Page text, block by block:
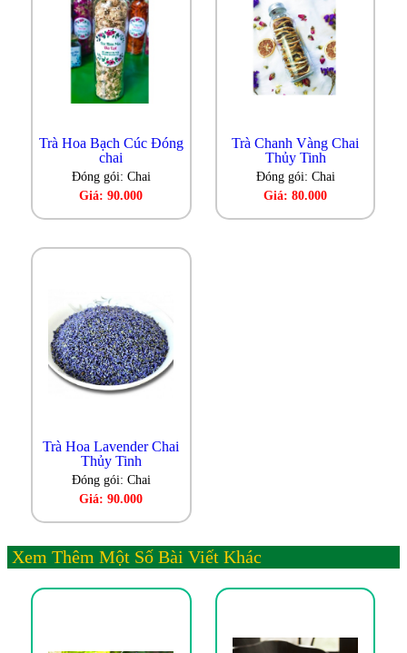
Trà Hoa Bạch Cúc Đóng
chai
Đóng gói: Chai
Giá: 90.000
Trà Chanh Vàng Chai
Thủy Tinh
Đóng gói: Chai
Giá: 80.000
Trà Hoa Lavender Chai
Thủy Tinh
Đóng gói: Chai
Giá: 90.000
Xem Thêm Một Số Bài Viết Khác